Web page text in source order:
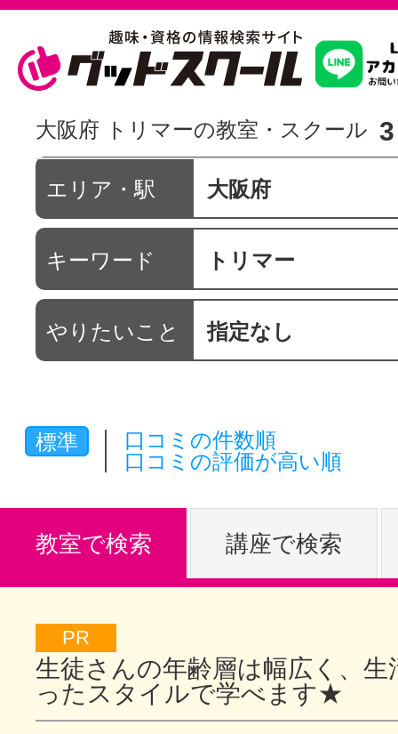
習いたいこ
スクールを
駅・路線か
通信講座を
体験レッス
やりたいこ
特集をみる
グッドスク
大阪府 トリマーの教室・スクール 3
エリア・駅 大阪府
キーワード トリマー
やりたいこと 指定なし
標準
口コミの件数順
口コミの評価が高い順
教室で検索 講座で検索
PR
生徒さんの年齢層は幅広く、生
ったスタイルで学べます★